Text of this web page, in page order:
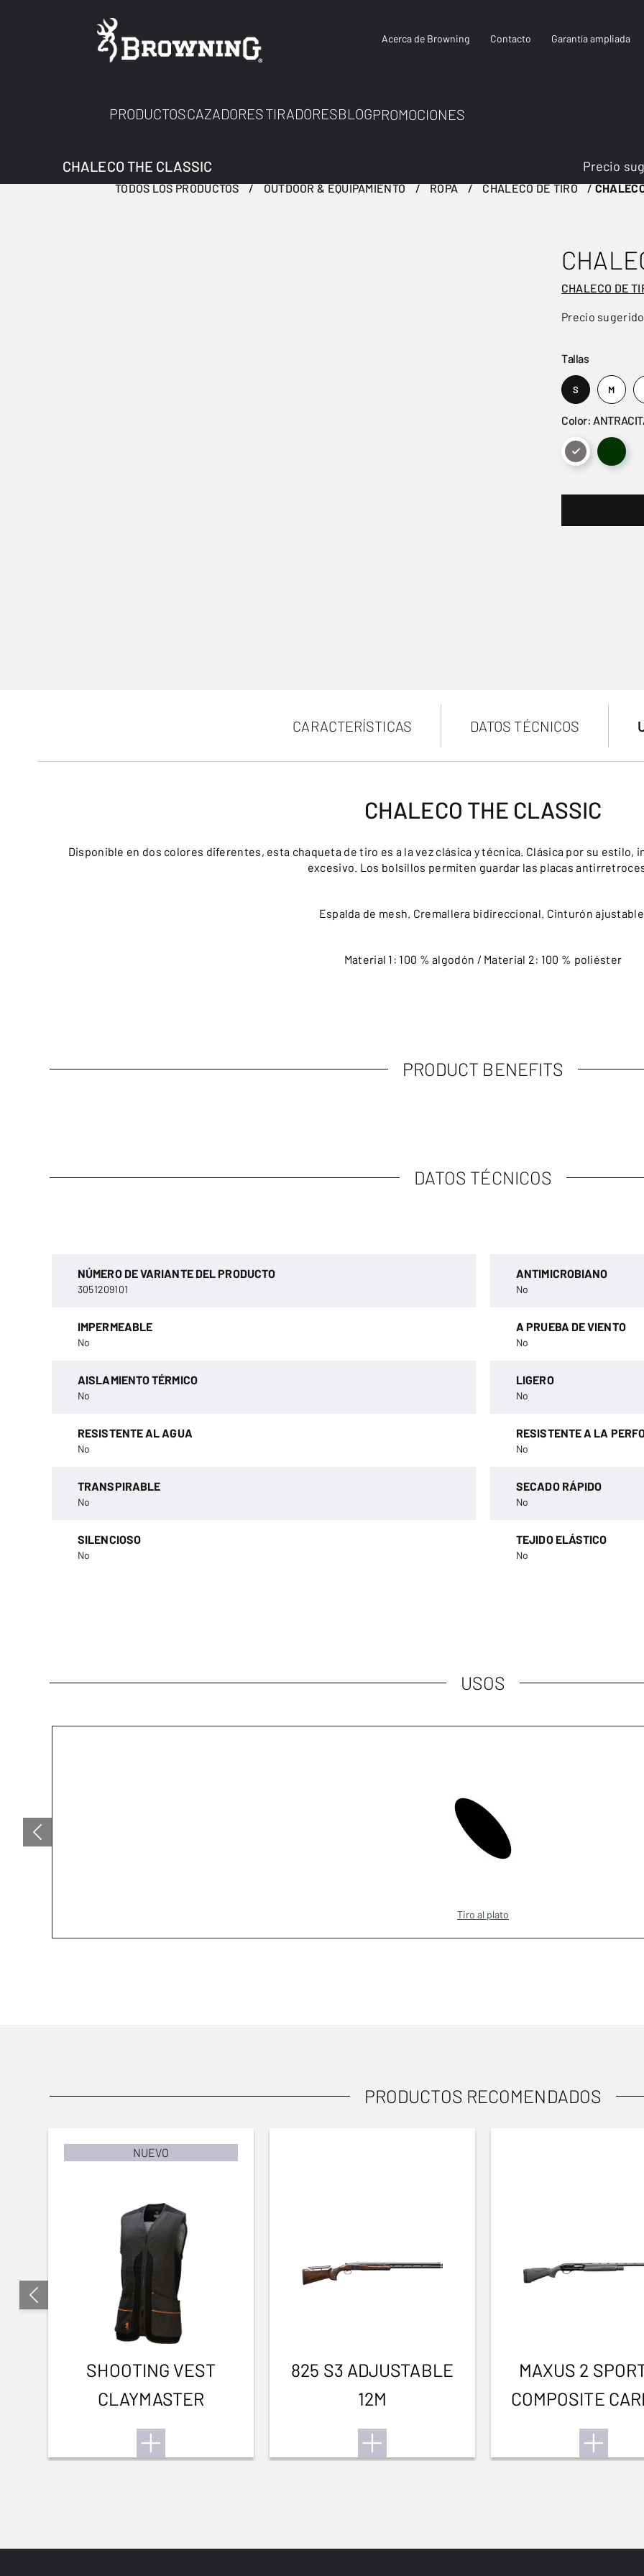
Acerca de Browning Contacto Garantía ampliada
PRODUCTOSCAZADORESTIRADORESBLOGPROMOCIONES
TODOS LOS PRODUCTOS OUTDOOR & EQUIPAMIENTO ROPA CHALECO DE TIRO
CHALECO DE
Precio
Tallas
S M
Color:
CHALECO THE CLASSIC Precio
CARACTERÍSTICAS DATOS TÉCNICOS
CHALECO THE CLASSIC
Disponible en dos colores diferentes, esta chaqueta de tiro es a la vez clásica y técnica. Clásica por su estilo,
excesivo. Los bolsillos permiten guardar las placas
Espalda de mesh. Cremallera bidireccional. Cinturón
Material 1: 100 % algodón / Material 2: 100 % poliéster
PRODUCT BENEFITS
DATOS TÉCNICOS
NÚMERO DE VARIANTE DEL PRODUCTO
3051209101
ANTIMICROBIANO
No
IMPERMEABLE
No
A PRUEBA DE VIENTO
No
AISLAMIENTO TÉRMICO
No
LIGERO
No
RESISTENTE AL AGUA
No
RESISTENTE A LA
No
TRANSPIRABLE
No
SECADO RÁPIDO
No
SILENCIOSO
No
TEJIDO ELÁSTICO
No
USOS
Tiro al plato
PRODUCTOS RECOMENDADOS
NUEVO
SHOOTING VEST
CLAYMASTER
825 S3 ADJUSTABLE
12M
MAXUS 2
COMPOSITE
FIBRE 12M